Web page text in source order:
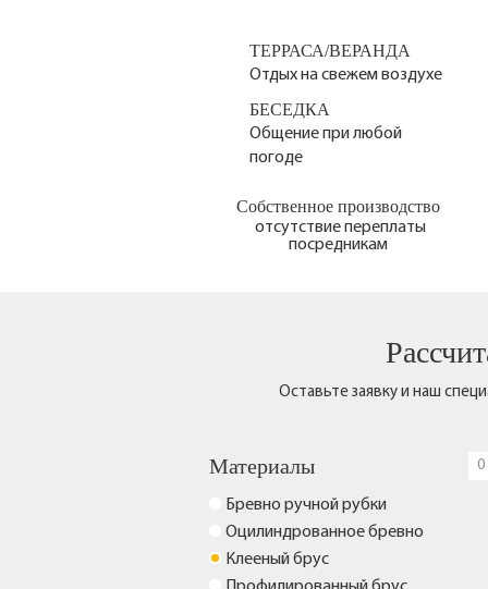
ТЕРРАСА/ВЕРАНДА
Отдых на свежем воздухе
БЕСЕДКА
Общение при любой
погоде
Собственное производство
отсутствие переплаты
посредникам
Оставьте заявку и наш
Материалы
Бревно ручной рубки
Оцилиндрованное бревно
Клееный брус